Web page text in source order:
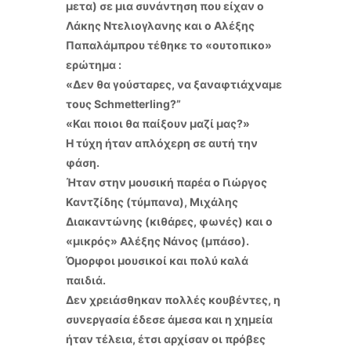
μετα) σε μια συνάντηση που είχαν ο
Λάκης Ντελιογλανης και ο Αλέξης
Παπαλάμπρου τέθηκε το «ουτοπικο»
ερώτημα :
«Δεν θα γούσταρες, να ξαναφτιάχναμε
τους Schmetterling?”
«Και ποιοι θα παίξουν μαζί μας?»
Η τύχη ήταν απλόχερη σε αυτή την
φάση.
Ήταν στην μουσική παρέα ο Γιώργος
Καντζίδης (τύμπανα), Μιχάλης
Διακαντώνης (κιθάρες, φωνές) και ο
«μικρός» Αλέξης Νάνος (μπάσο).
Όμορφοι μουσικοί και πολύ καλά
παιδιά.
Δεν χρειάσθηκαν πολλές κουβέντες, η
συνεργασία έδεσε άμεσα και η χημεία
ήταν τέλεια, έτσι αρχίσαν οι πρόβες